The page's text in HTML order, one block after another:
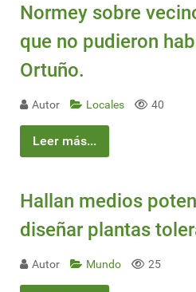
Normey sobre
que no pudieron
Ortuño.
Autor Locales 40
Leer más...
Hallan medios
diseñar plantas
Autor Mundo 25